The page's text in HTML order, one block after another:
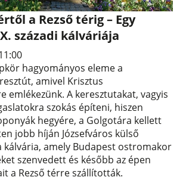
a Rezső térig – Egy
századi kálváriája
hagyományos eleme a
amivel Krisztus
emlékezünk. A keresztutakat, vagyis
szokás építeni, hiszen
hegyére, a Golgotára kellett
jobb híján Józsefváros külső
kálvária, amely Budapest ostromakor
szenvedett és később az épen
a Rezső térre szállították.